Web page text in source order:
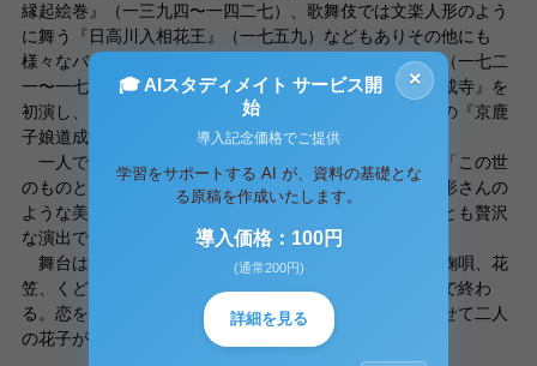
縁起絵巻』（一三九四〜一四二七）、歌舞伎では文楽人形のよう
に舞う『日高川入相花王』（一七五九）などもありその他にも
様々なバリエーションがある。その中で初代中村富十郎（一七二
一〜一七八六）が宝暦三年（一七五三）に『京鹿子娘道成寺』を
初演し、大ヒットとなった為「道成寺」ものといえばこの『京鹿
子娘道成寺』と言われる所以となった。
一人で舞っても充分優美なこの作品を、女方といえば「この世
のものとは思えない美しさ」と言われる玉三郎に、お人形さんの
ような美しさの菊之助の二人で花子を演じるとは、なんとも贅沢
な演出である。
舞台は、道行から始まり乱拍子、中啓の舞、手踊り、鞠唄、花
笠、くどき、山づくし、手踊り、鈴太鼓、そして鐘入りで終わ
る。恋をする女性の様々な心情を、あらゆる曲調に合わせて二人
の花子が踊り分けてゆく。
×
🎓 AIスタディメイト サービス開
始
導入記念価格でご提供
学習をサポートする AI が、資料の基礎とな
る原稿を作成いたします。
導入価格：100円
(通常200円)
詳細を見る